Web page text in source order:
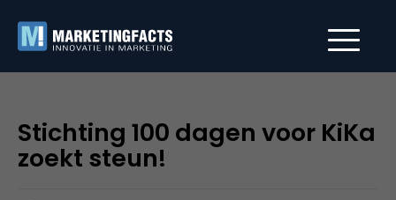
Stichting 100 dagen voor KiKa
zoekt steun!